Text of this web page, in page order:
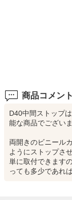
商品コメント
D40中間ストップは
能な商品でございま
両開きのビニール
ようにストップさ
単に取付できます
っても多少であれ